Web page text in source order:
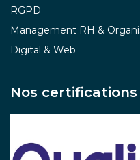
RGPD
Management RH &
Digital & Web
Nos